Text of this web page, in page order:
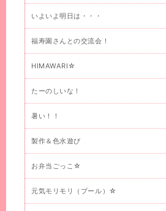
いよいよ明日は・・・
福寿園さんとの交流会！
HIMAWARI☆
たーのしいな！
暑い！！
製作＆色水遊び
お弁当ごっこ☆
元気モリモリ（プール）☆